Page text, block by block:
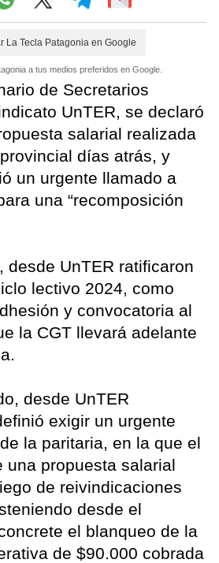
La Tecla Patagonia en Google
a tus medios preferidos en Google.
de Secretarios
UnTER, se declaró
salarial realizada
días atrás, y
un urgente llamado a
una “recomposición
desde UnTER ratificaron
lectivo 2024, como
y convocatoria al
la CGT llevará adelante
desde UnTER
exigir un urgente
la paritaria, en la que el
una propuesta salarial
de reivindicaciones
desde el
el blanqueo de la
de $90.000 cobrada